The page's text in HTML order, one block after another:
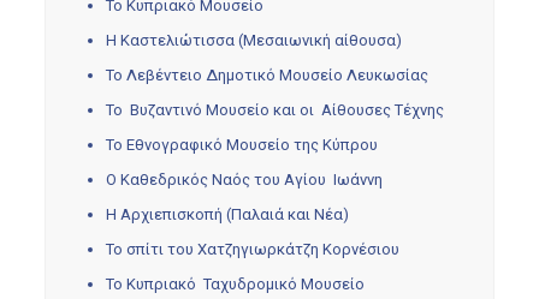
Το Κυπριακό Μουσείο
Η Καστελιώτισσα (Μεσαιωνική αίθουσα)
Το Λεβέντειο Δημοτικό Μουσείο Λευκωσίας
Το Βυζαντινό Μουσείο και οι Αίθουσες Τέχνης
Το Εθνογραφικό Μουσείο της Κύπρου
Ο Καθεδρικός Ναός του Αγίου Ιωάννη
Η Αρχιεπισκοπή (Παλαιά και Νέα)
Το σπίτι του Χατζηγιωρκάτζη Κορνέσιου
Το Κυπριακό Ταχυδρομικό Μουσείο